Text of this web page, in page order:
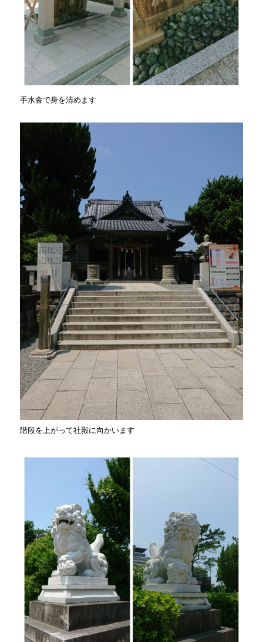
手水舎で身を清めます
階段を上がって社殿に向かいます